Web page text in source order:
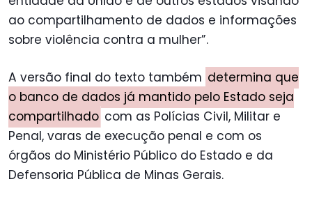
ao compartilhamento de dados e informações
sobre violência contra a mulher”.
A versão final do texto também determina que
o banco de dados já mantido pelo Estado seja
compartilhado com as Polícias Civil, Militar e
Penal, varas de execução penal e com os
órgãos do Ministério Público do Estado e da
Defensoria Pública de Minas Gerais.